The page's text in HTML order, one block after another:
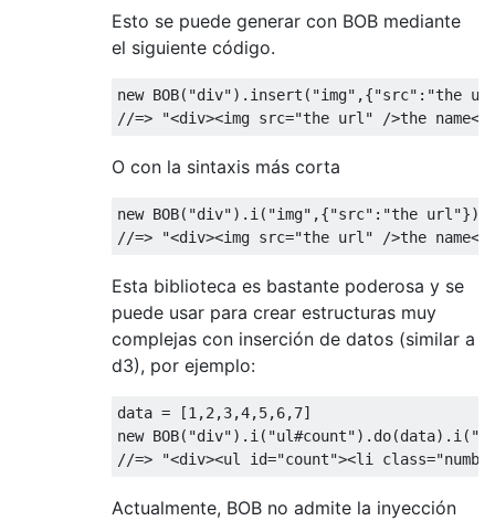
Esto se puede generar con BOB mediante
el siguiente código.
new BOB( "div"). insert ( "img" ,{"src" : "the
//=> "<div><img src="the url" />the name</
O con la sintaxis más corta
new BOB( "div"). i ( "img" ,{"src" : "the url"}).
//=> "<div><img src="the url" />the name</
Esta biblioteca es bastante poderosa y se
puede usar para crear estructuras muy
complejas con inserción de datos (similar a
d3), por ejemplo:
data = [1 ,2 ,3,4,5,6,7]
new BOB( "div"). i ( "ul#count"). do(data). i (
//=> "<div><ul id="count"><li
Actualmente, BOB no admite la inyección